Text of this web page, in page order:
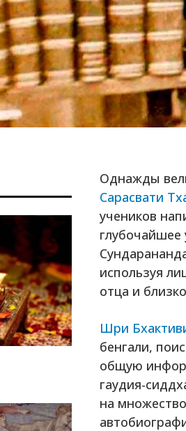
Однажды
Сарасвати
учеников
используя
отца и
Шри
бенгали,
общую
гаудия-
на